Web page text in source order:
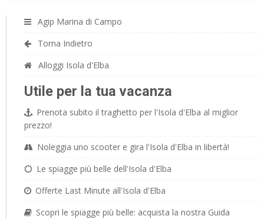
Agip Marina di Campo
Torna Indietro
Alloggi Isola d'Elba
Utile per la tua vacanza
Prenota subito il traghetto per l'Isola d'Elba al miglior
prezzo!
Noleggia uno scooter e gira l'Isola d'Elba in libertà!
Le spiagge più belle dell'Isola d'Elba
Offerte Last Minute all'Isola d'Elba
Scopri le spiagge più belle: acquista la nostra Guida